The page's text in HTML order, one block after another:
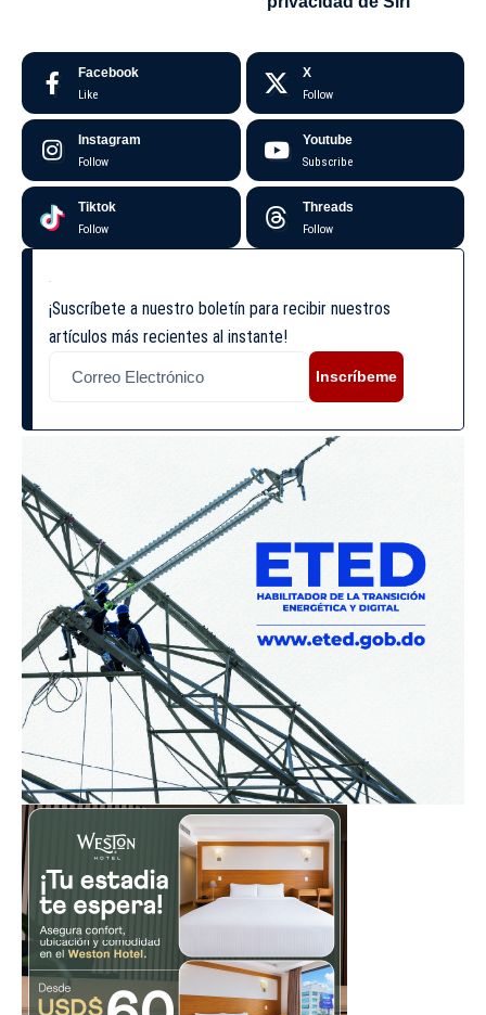
Facebook
Like
X
Follow
Instagram
Follow
Youtube
Subscribe
Tiktok
Follow
Threads
Follow
¡Suscríbete a nuestro boletín para recibir nuestros
artículos más recientes al instante!
Inscríbeme